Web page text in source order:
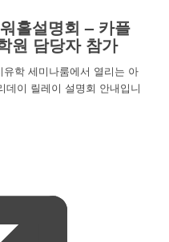
홀설명회 – 카플
원 담당자 참가
학 세미나룸에서 열리는 아
데이 릴레이 설명회 안내입니